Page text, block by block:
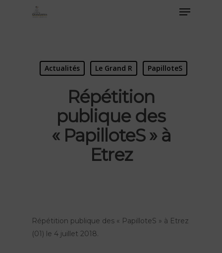
Actualités Le Grand R PapilloteS
Répétition
publique des
« PapilloteS » à
Etrez
Répétition publique des « PapilloteS » à Etrez
(01) le 4 juillet 2018.